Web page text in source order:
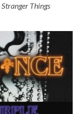
Stranger Things